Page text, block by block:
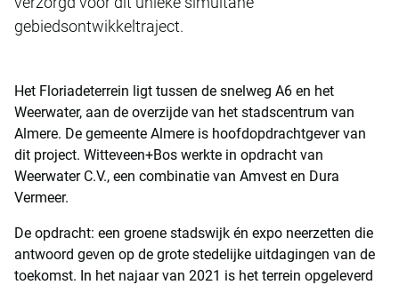
gebiedsontwikkeltraject.
Het Floriadeterrein ligt tussen de snelweg A6 en het
Weerwater, aan de overzijde van het stadscentrum van
Almere. De gemeente Almere is hoofdopdrachtgever van
dit project. Witteveen+Bos werkte in opdracht van
Weerwater C.V., een combinatie van Amvest en Dura
Vermeer.
De opdracht: een groene stadswijk én expo neerzetten die
antwoord geven op de grote stedelijke uitdagingen van de
toekomst. In het najaar van 2021 is het terrein opgeleverd